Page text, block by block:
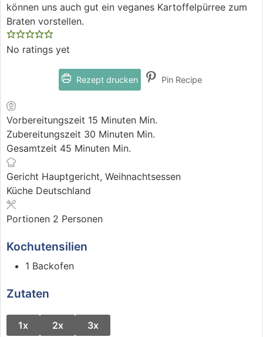
können uns auch gut ein veganes Kartoffelpürree zum
Braten vorstellen.
No ratings yet
Rezept drucken Pin Recipe
Vorbereitungszeit 15 Minuten Min.
Zubereitungszeit 30 Minuten Min.
Gesamtzeit 45 Minuten Min.
Gericht Hauptgericht, Weihnachtsessen
Küche Deutschland
Portionen 2 Personen
Kochutensilien
1 Backofen
Zutaten
1x 2x
3x